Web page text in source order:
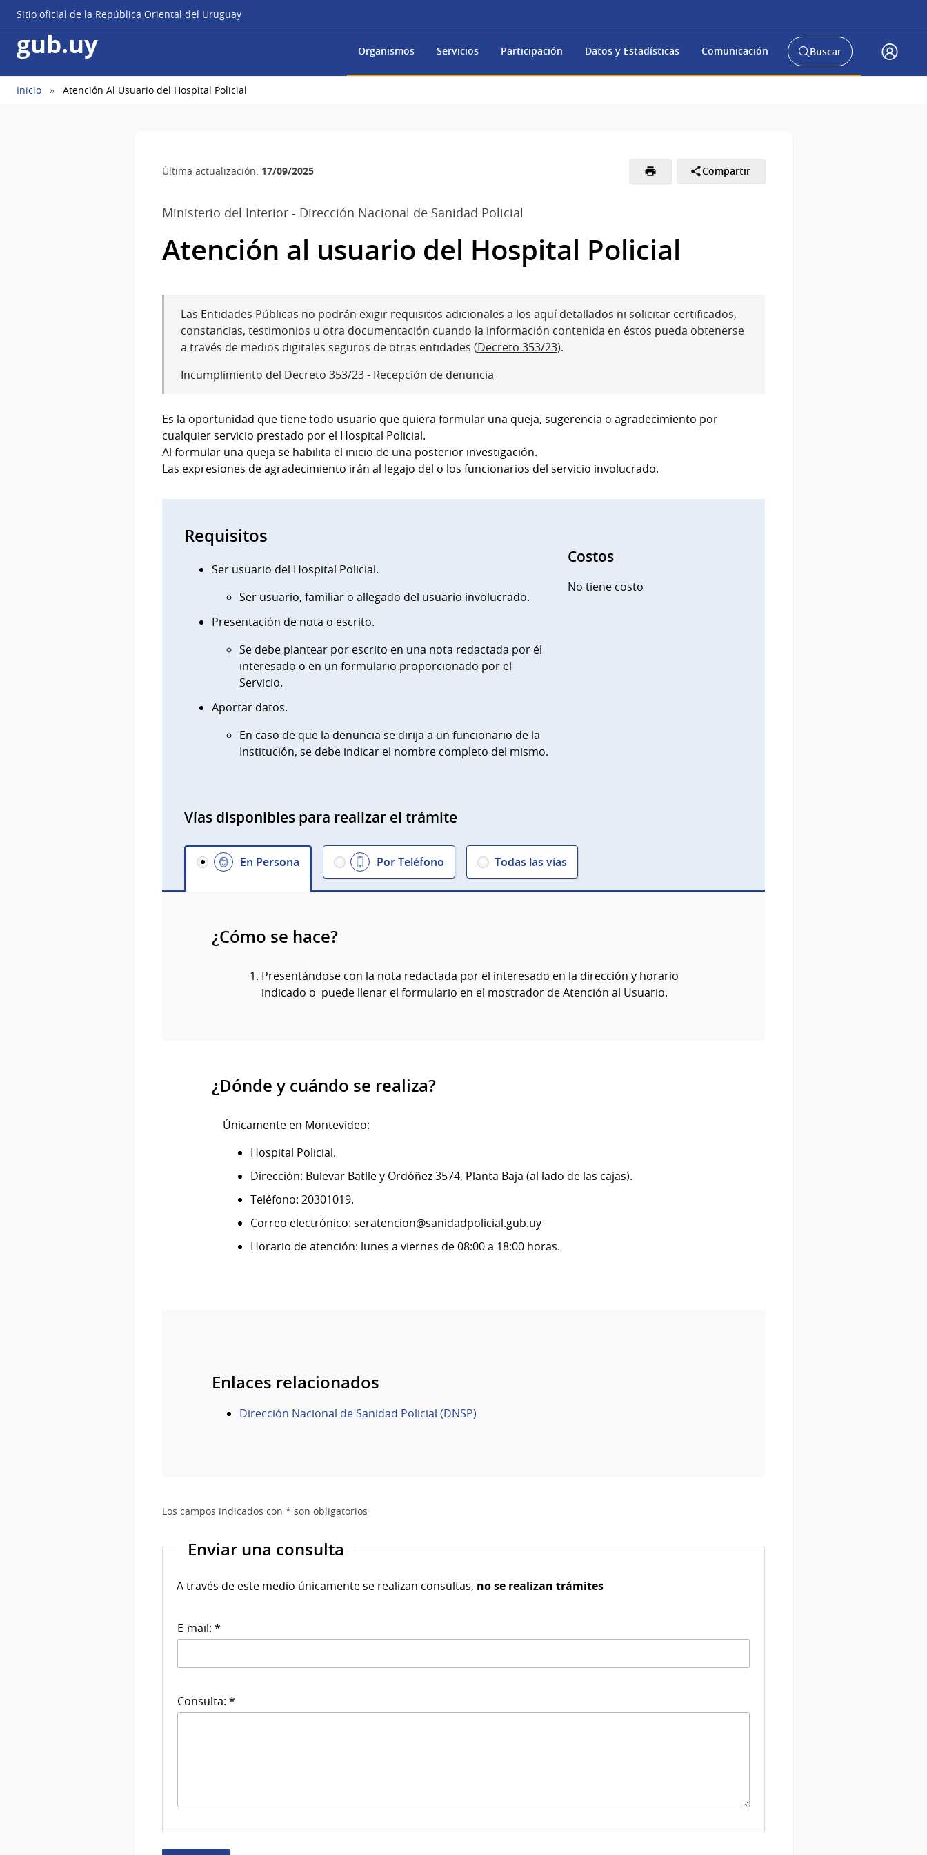
Sitio oficial de la República Oriental del Uruguay
gub.uy Organismos Servicios Participación Datos y Estadísticas Comunicación
Abrir
buscador
Buscar
Acceso
Ruta
Inicio Atención Al Usuario del Hospital Policial
Última actualización: 17/09/2025 Compartir
Ministerio del Interior - Dirección Nacional de Sanidad Policial
Atención al usuario del Hospital Policial
Las Entidades Públicas no podrán exigir requisitos adicionales a los aquí detallados ni solicitar certificados,
constancias, testimonios u otra documentación cuando la información contenida en éstos pueda obtenerse
a través de medios digitales seguros de otras entidades (Decreto 353/23).
Incumplimiento del Decreto 353/23 - Recepción de denuncia
Es la oportunidad que tiene todo usuario que quiera formular una queja, sugerencia o agradecimiento por
cualquier servicio prestado por el Hospital Policial.
Al formular una queja se habilita el inicio de una posterior investigación.
Las expresiones de agradecimiento irán al legajo del o los funcionarios del servicio involucrado.
Requisitos
Ser usuario del Hospital Policial.
Ser usuario, familiar o allegado del usuario involucrado.
Presentación de nota o escrito.
Se debe plantear por escrito en una nota redactada por él
interesado o en un formulario proporcionado por el
Servicio.
Aportar datos.
En caso de que la denuncia se dirija a un funcionario de la
Institución, se debe indicar el nombre completo del mismo.
Costos
No tiene costo
Vías disponibles para realizar el trámite
En Persona Por Teléfono Todas las vías
¿Cómo se hace?
Presentándose con la nota redactada por el interesado en la dirección y horario
indicado o puede llenar el formulario en el mostrador de Atención al Usuario.
¿Dónde y cuándo se realiza?
Únicamente en Montevideo:
Hospital Policial.
Dirección: Bulevar Batlle y Ordóñez 3574, Planta Baja (al lado de las cajas).
Teléfono: 20301019.
Correo electrónico: seratencion@sanidadpolicial.gub.uy
Horario de atención: lunes a viernes de 08:00 a 18:00 horas.
Enlaces relacionados
Dirección Nacional de Sanidad Policial (DNSP)
Los campos indicados con * son obligatorios
Enviar una consulta
A través de este medio únicamente se realizan consultas, no se realizan trámites
E-mail: *
Consulta: *